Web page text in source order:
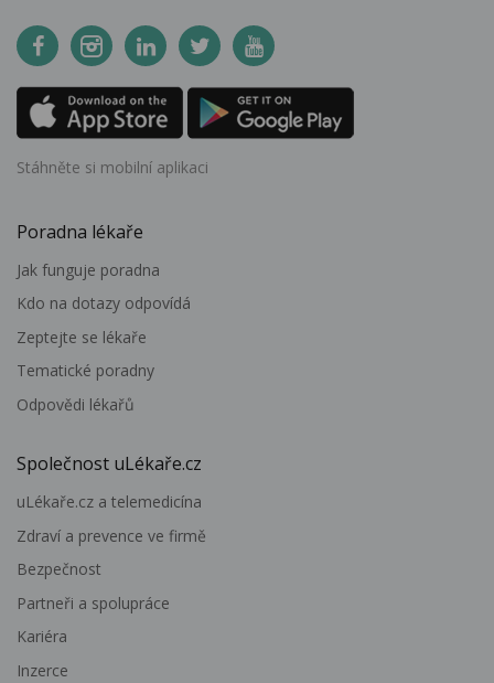
Stáhněte si mobilní aplikaci
Poradna lékaře
Jak funguje poradna
Kdo na dotazy odpovídá
Zeptejte se lékaře
Tematické poradny
Odpovědi lékařů
Společnost uLékaře.cz
uLékaře.cz a telemedicína
Zdraví a prevence ve firmě
Bezpečnost
Partneři a spolupráce
Kariéra
Inzerce